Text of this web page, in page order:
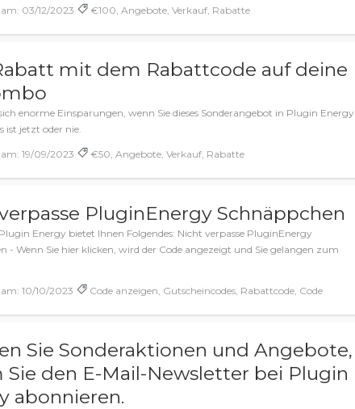
03/12/2023 €100, Angebote, Verkauf, Rabatte
mit dem Rabattcode auf deine
enorme Einsparungen, wenn Sie dieses Sonderangebot in Plugin Energy
ist jetzt oder nie.
19/09/2023 €50, Angebote, Verkauf, Rabatte
PluginEnergy Schnäppchen
Energy bietet Ihnen Folgendes: Nicht verpasse PluginEnergy
- Wenn Sie hier klicken, wird der Code angezeigt und Sie gelangen zum
10/10/2023 Code anzeigen, Gutscheincodes, Rabattcode, Code
Sie Sonderaktionen und Angebote,
Sie den E-Mail-Newsletter bei Plugin
abonnieren.